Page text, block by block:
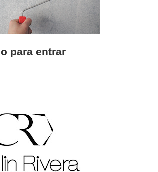
para entrar